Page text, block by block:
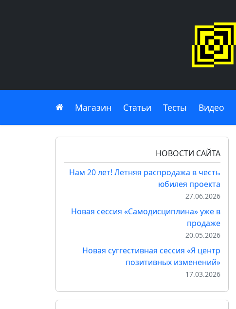
Главная
Магазин Статьи Тесты Видео
НОВОСТИ САЙТА
Нам 20 лет! Летняя распродажа в честь
юбилея проекта
27.06.2026
Новая сессия «Самодисциплина» уже в
продаже
20.05.2026
Новая суггестивная сессия «Я центр
позитивных изменений»
17.03.2026